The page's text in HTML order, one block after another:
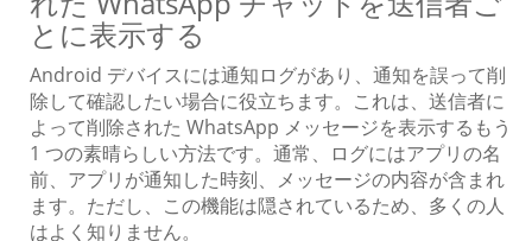
とに表示する
Android デバイスには通知ログがあり、通知を誤って削
除して確認したい場合に役立ちます。これは、送信者に
よって削除された WhatsApp メッセージを表示するもう
1 つの素晴らしい方法です。通常、ログにはアプリの名
前、アプリが通知した時刻、メッセージの内容が含まれ
ます。ただし、この機能は隠されているため、多くの人
はよく知りません。